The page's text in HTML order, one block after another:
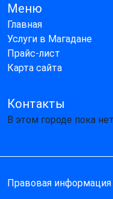
Меню
Главная
Услуги в Магадане
Прайс-лист
Карта сайта
Контакты
В этом городе пока
Правовая информация